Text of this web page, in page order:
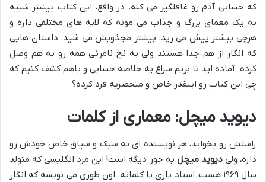
که حسابی آدم رو غافلگیر می کنه. در واقع، این کتاب بیشتر شبیه
به یک معمای بزرگ و جذاب می مونه که لایه های مختلفی داره و
هرچی بیشتر پیش می رید، بیشتر مجذوبش می شید. داستان هایی
که انگار از هم جدا هستند ولی یه نخ نامرئی همه رو به هم وصل
کرده. آماده اید تا بریم سراغ یه خلاصه حسابی و باهم کشف کنیم که
چی این کتاب رو اینقدر خاص و منحصربه فرد کرده؟
دیوید میچل: معماری از کلمات
راستش رو بخواید، هر نویسنده ای یه سبک و سیاق خاص خودش رو
داره، ولیدیوید میچل یه جور دیگه است! این مرد انگلیسی که متولد
سال ۱۹۶۹ هست، استاد بازی با کلماته. اون طوری می نویسه که انگار